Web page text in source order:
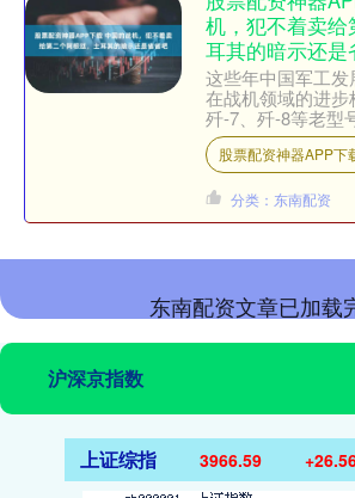
机，犯不着卖
耳其的暗示还是
这些年中国军工
在战机领域的进
歼-7、歼-8等老型
歼-10、歼-20以及
龙，中国航空工业
股票配资神器APP下
分类：东南配资
东南配资文章已加载
沪深京指数
上证综指 3966.59